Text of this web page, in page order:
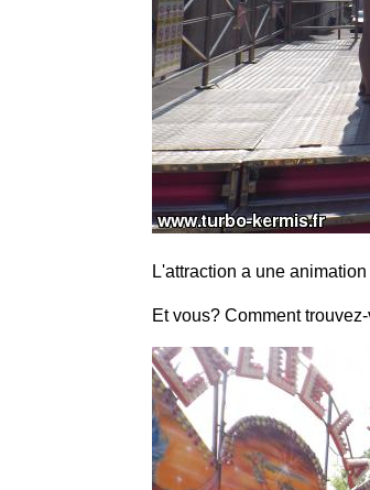
L'attraction a une
Et vous? Comment